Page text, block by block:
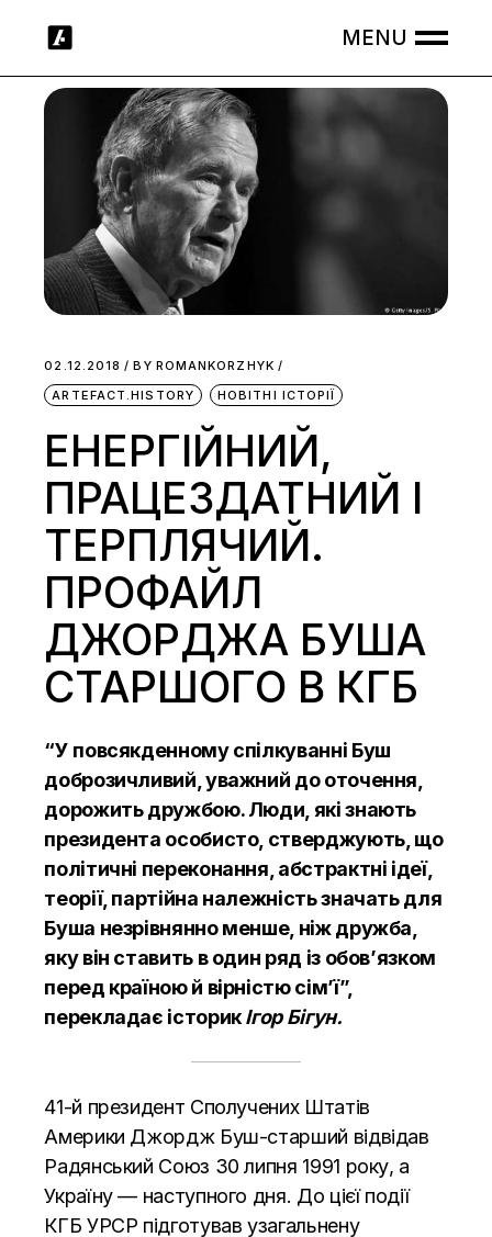
02.12.2018 BY ROMANKORZHYK
ARTEFACT.HISTORY
НОВІТНІ ІСТОРІЇ
ЕНЕРГІЙНИЙ,
ПРАЦЕЗДАТНИЙ І
ТЕРПЛЯЧИЙ.
ПРОФАЙЛ
ДЖОРДЖА БУША
СТАРШОГО В КГБ
“У повсякденному спілкуванні Буш
доброзичливий, уважний до оточення,
дорожить дружбою. Люди, які знають
президента особисто, стверджують, що
політичні переконання, абстрактні ідеї,
теорії, партійна належність значать для
Буша незрівнянно менше, ніж дружба,
яку він ставить в один ряд із обов’язком
перед країною й вірністю сім’ї”,
перекладає історикІгор Бігун.
41-й президент Сполучених Штатів
Америки Джордж Буш-старший відвідав
Радянський Союз 30 липня 1991 року, а
Україну — наступного дня. До цієї події
КГБ УРСР підготував узагальнену